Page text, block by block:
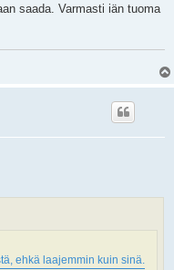
saada. Varmasti iän tuoma
ehkä laajemmin kuin sinä.